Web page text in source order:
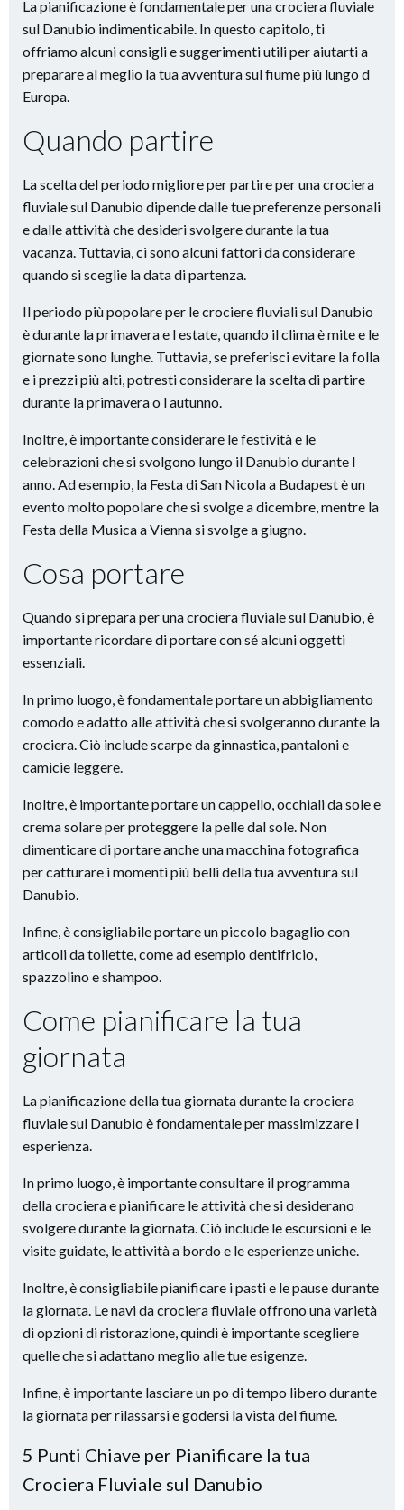
La pianificazione è fondamentale per una crociera fluviale
sul Danubio indimenticabile. In questo capitolo, ti
offriamo alcuni consigli e suggerimenti utili per aiutarti a
preparare al meglio la tua avventura sul fiume più lungo d
Europa.
Quando partire
La scelta del periodo migliore per partire per una crociera
fluviale sul Danubio dipende dalle tue preferenze personali
e dalle attività che desideri svolgere durante la tua
vacanza. Tuttavia, ci sono alcuni fattori da considerare
quando si sceglie la data di partenza.
Il periodo più popolare per le crociere fluviali sul Danubio
è durante la primavera e l estate, quando il clima è mite e le
giornate sono lunghe. Tuttavia, se preferisci evitare la folla
e i prezzi più alti, potresti considerare la scelta di partire
durante la primavera o l autunno.
Inoltre, è importante considerare le festività e le
celebrazioni che si svolgono lungo il Danubio durante l
anno. Ad esempio, la Festa di San Nicola a Budapest è un
evento molto popolare che si svolge a dicembre, mentre la
Festa della Musica a Vienna si svolge a giugno.
Cosa portare
Quando si prepara per una crociera fluviale sul Danubio, è
importante ricordare di portare con sé alcuni oggetti
essenziali.
In primo luogo, è fondamentale portare un abbigliamento
comodo e adatto alle attività che si svolgeranno durante la
crociera. Ciò include scarpe da ginnastica, pantaloni e
camicie leggere.
Inoltre, è importante portare un cappello, occhiali da sole e
crema solare per proteggere la pelle dal sole. Non
dimenticare di portare anche una macchina fotografica
per catturare i momenti più belli della tua avventura sul
Danubio.
Infine, è consigliabile portare un piccolo bagaglio con
articoli da toilette, come ad esempio dentifricio,
spazzolino e shampoo.
Come pianificare la tua
giornata
La pianificazione della tua giornata durante la crociera
fluviale sul Danubio è fondamentale per massimizzare l
esperienza.
In primo luogo, è importante consultare il programma
della crociera e pianificare le attività che si desiderano
svolgere durante la giornata. Ciò include le escursioni e le
visite guidate, le attività a bordo e le esperienze uniche.
Inoltre, è consigliabile pianificare i pasti e le pause durante
la giornata. Le navi da crociera fluviale offrono una varietà
di opzioni di ristorazione, quindi è importante scegliere
quelle che si adattano meglio alle tue esigenze.
Infine, è importante lasciare un po di tempo libero durante
la giornata per rilassarsi e godersi la vista del fiume.
5 Punti Chiave per Pianificare la tua
Crociera Fluviale sul Danubio